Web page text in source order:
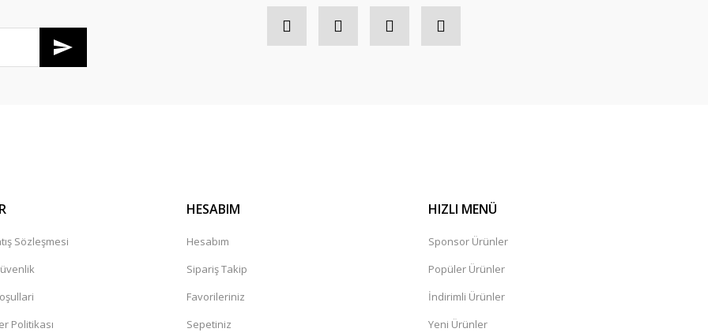
Sözleşmesi
Politikası
HESABIM
Hesabım
Sipariş Takip
Favorileriniz
Sepetiniz
HIZLI MENÜ
Sponsor Ürünler
Popüler Ürünler
İndirimli Ürünler
Yeni Ürünler